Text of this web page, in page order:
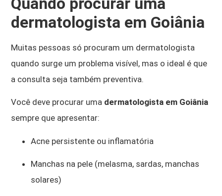
dermatologista em Goiânia
Muitas pessoas só procuram um dermatologista
quando surge um problema visível, mas o ideal é que
a consulta seja também preventiva.
Você deve procurar uma dermatologista em Goiânia
sempre que apresentar:
Acne persistente ou inflamatória
Manchas na pele (melasma, sardas, manchas
solares)